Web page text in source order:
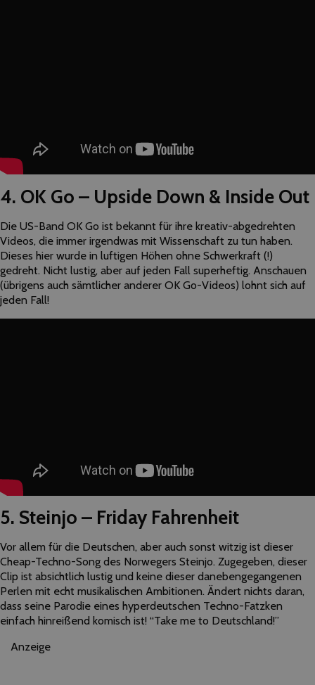
4. OK Go – Upside Down & Inside Out
Die US-Band OK Go ist bekannt für ihre kreativ-abgedrehten
Videos, die immer irgendwas mit Wissenschaft zu tun haben.
Dieses hier wurde in luftigen Höhen ohne Schwerkraft (!)
gedreht. Nicht lustig, aber auf jeden Fall superheftig. Anschauen
(übrigens auch sämtlicher anderer OK Go-Videos) lohnt sich auf
jeden Fall!
5. Steinjo – Friday Fahrenheit
Vor allem für die Deutschen, aber auch sonst witzig ist dieser
Cheap-Techno-Song des Norwegers Steinjo. Zugegeben, dieser
Clip ist absichtlich lustig und keine dieser danebengegangenen
Perlen mit echt musikalischen Ambitionen. Ändert nichts daran,
dass seine Parodie eines hyperdeutschen Techno-Fatzken
einfach hinreißend komisch ist! “Take me to Deutschland!”
Anzeige